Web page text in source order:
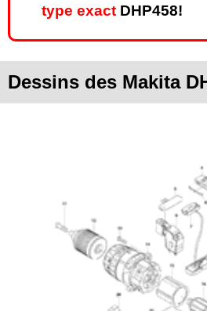
type exact DHP458!
Dessins des Makita